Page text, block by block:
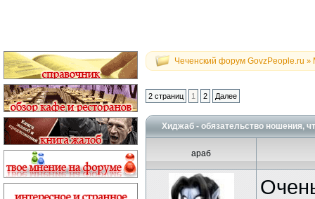
Чеченский форум GovzPeople.ru »
2 страниц 1 2 Далее
Хиджаб - обязательство ношения,
араб